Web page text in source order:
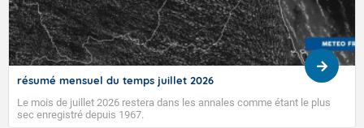
résumé mensuel du temps juillet 2026
Le mois de juillet 2026 restera dans les annales comme étant le plus
sec enregistré depuis 1967.